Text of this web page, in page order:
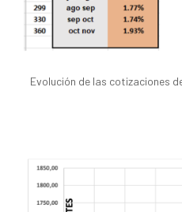
Evolución de las cotizaciones